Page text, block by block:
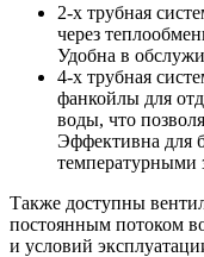
2-х трубная
через
Удобна в
4-х трубная
фанкойлы для
воды, что
Эффективна для
температурными
Также доступны
постоянным потоком
и условий